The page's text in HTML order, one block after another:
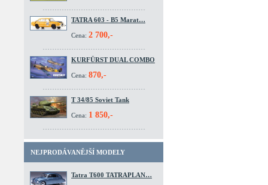
TATRA 603 - B5 Marat…
Cena: 2 700,-
KURFÜRST DUAL COMBO
Cena: 870,-
T 34/85 Soviet Tank
Cena: 1 850,-
NEJPRODÁVANĚJŠÍ MODELY
Tatra T600 TATRAPLAN…